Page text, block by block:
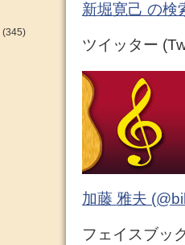
新堀寛己 の検
ツイッター
加藤 雅夫
フェイスブッ
(345)